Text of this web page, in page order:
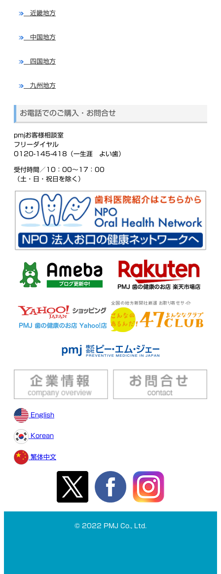
近畿地方
中国地方
四国地方
九州地方
お電話でのご購入・お問合せ
pmjお客様相談室
フリーダイヤル
0120-145-418（一生涯 よい歯）
受付時間／10：00〜17：00
（土・日・祝日を除く）
English
Korean
繁体中文
© 2022 PMJ Co., Ltd.